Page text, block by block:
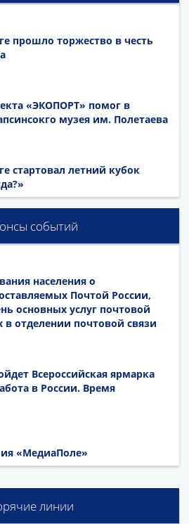
прошло торжество в честь
«ЭКОПОРТ» помог в
музея им. Полетаева
стартовал летний кубок
событий
населения о
Почтой России,
основных услуг почтовой
отделении почтовой связи
Всероссийская ярмарка
в России. Время
«МедиаПоле»
линии